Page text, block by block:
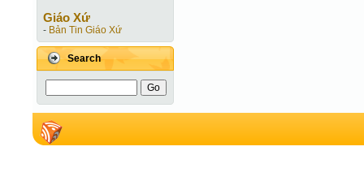
Giáo Xứ
- Bản Tin Giáo Xứ
Search